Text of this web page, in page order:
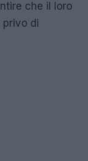
che il loro
di